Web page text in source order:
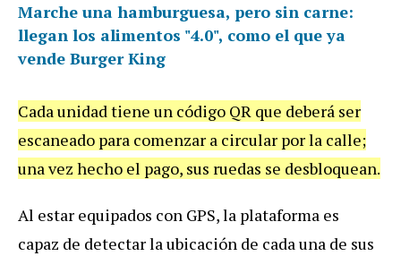
Marche una hamburguesa, pero sin carne:
llegan los alimentos "4.0", como el que ya
vende Burger King
Cadaunidadtiene un código QR que deberá ser
escaneado para comenzar a circular porla calle;
unavez hecho el pago, sus ruedas se desbloquean.
Al estar equipados con GPS,la plataforma es
capaz de detectarlaubicación de cadauna de sus